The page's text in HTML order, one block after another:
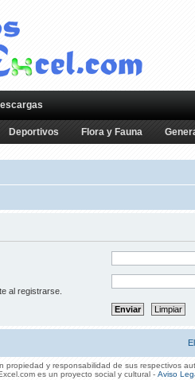
Deportivos Flora y Fauna
al registrarse.
propiedad y responsabilidad de sus respectivos
es un proyecto social y cultural - Aviso